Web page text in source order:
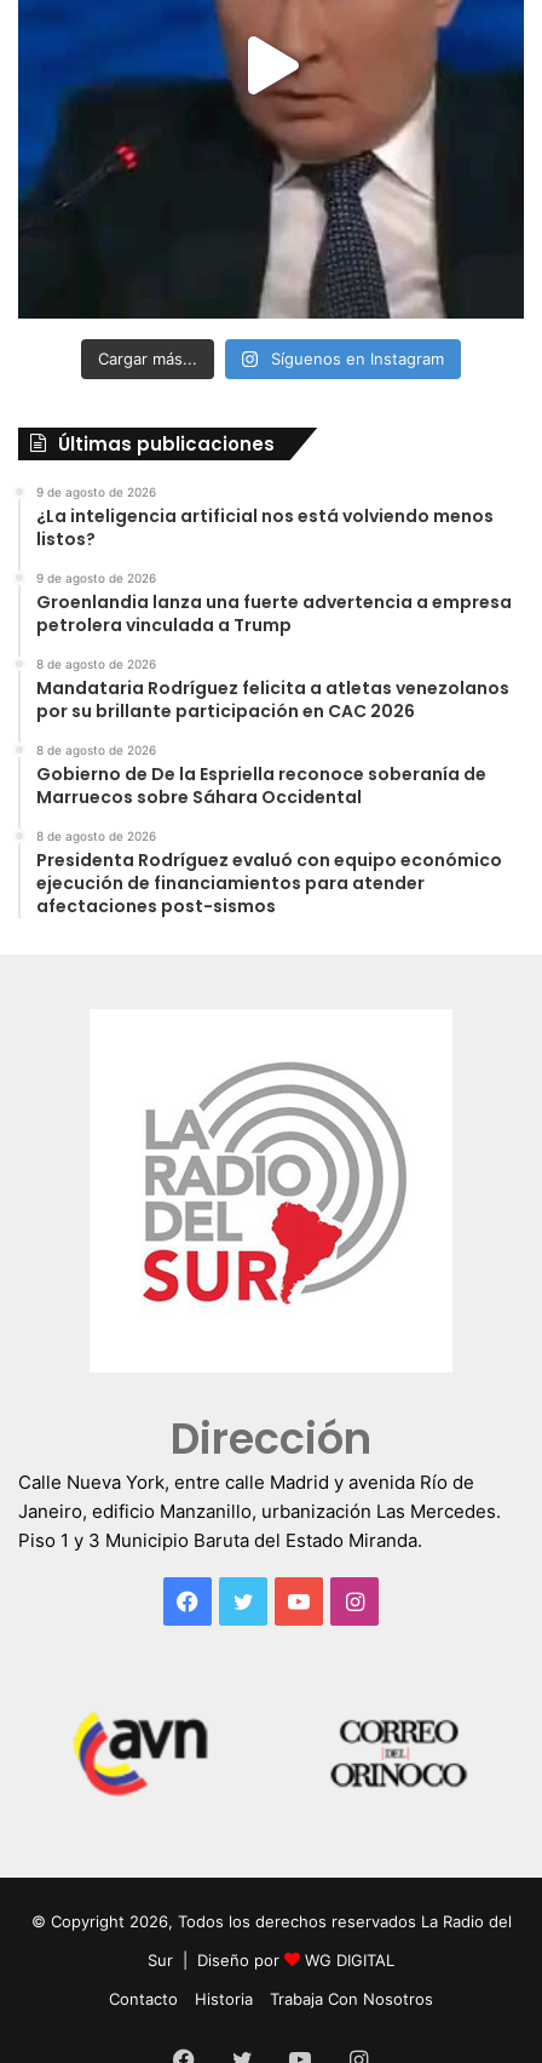
Cargar más... Síguenos en Instagram
Últimas publicaciones
9 de agosto de 2026
¿La inteligencia artificial nos está volviendo menos
listos?
9 de agosto de 2026
Groenlandia lanza una fuerte advertencia a empresa
petrolera vinculada a Trump
8 de agosto de 2026
Mandataria Rodríguez felicita a atletas venezolanos
por su brillante participación en CAC 2026
8 de agosto de 2026
Gobierno de De la Espriella reconoce soberanía de
Marruecos sobre Sáhara Occidental
8 de agosto de 2026
Presidenta Rodríguez evaluó con equipo económico
ejecución de financiamientos para atender
afectaciones post-sismos
Dirección
Calle Nueva York, entre calle Madrid y avenida Río de
Janeiro, edificio Manzanillo, urbanización Las Mercedes.
Piso 1 y 3 Municipio Baruta del Estado Miranda.
Facebook
TwitterYouTubeInstagram
© Copyright 2026, Todos los derechos reservados La Radio del
Sur | Diseño por
WG DIGITAL
Contacto
Historia Trabaja Con Nosotros